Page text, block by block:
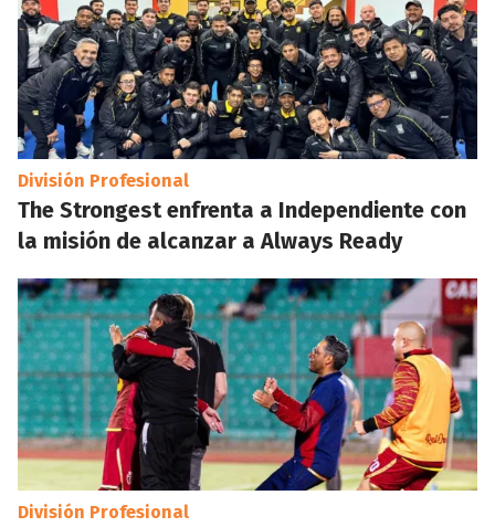
División Profesional
The Strongest enfrenta a Independiente con
la misión de alcanzar a Always Ready
División Profesional